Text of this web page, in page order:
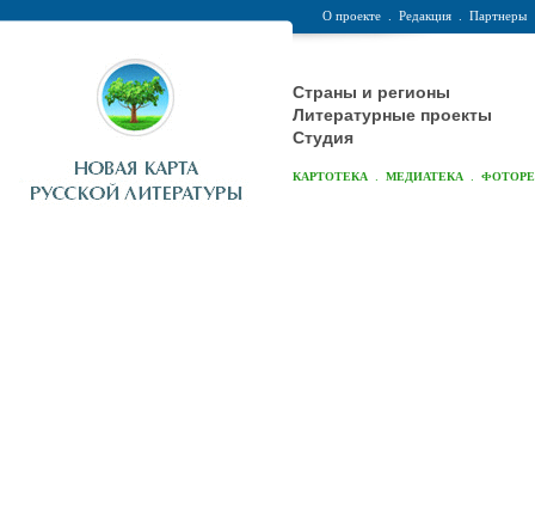
О проекте Редакция Партнеры
Страны и регионы
Литературные проекты
Студия
КАРТОТЕКА МЕДИАТЕКА